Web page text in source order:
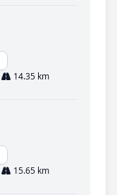
14.35 km
15.65 km